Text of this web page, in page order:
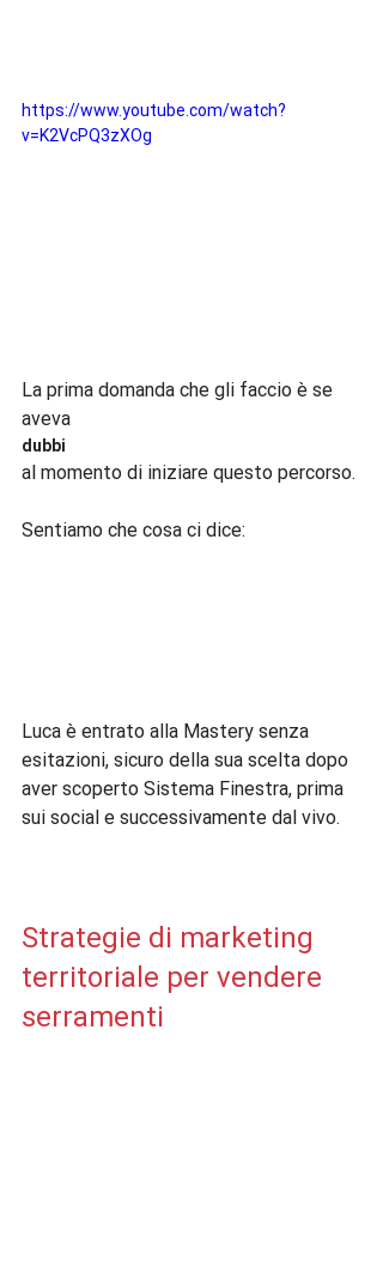
https://www.youtube.com/watch?
v=K2VcPQ3zXOg
La prima domanda che gli faccio è se
aveva
dubbi
al momento di iniziare questo percorso.
Sentiamo che cosa ci dice:
Luca è entrato alla Mastery senza
esitazioni, sicuro della sua scelta dopo
aver scoperto Sistema Finestra, prima
sui social e successivamente dal vivo.
Strategie di marketing
territoriale per vendere
serramenti